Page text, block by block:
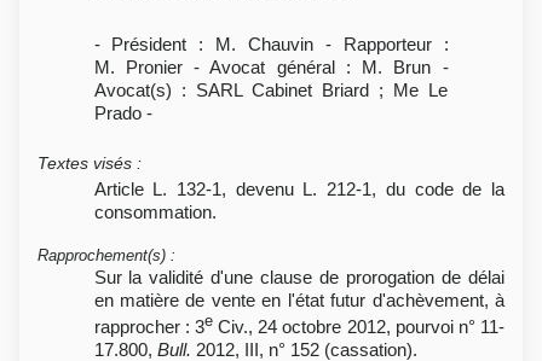
- Président : M. Chauvin - Rapporteur :
M. Pronier - Avocat général : M. Brun -
Avocat(s) : SARL Cabinet Briard ; Me Le
Prado -
Textes visés :
Article L. 132-1, devenu L. 212-1, du code de la
consommation.
Rapprochement(s) :
Sur la validité d'une clause de prorogation de délai
en matière de vente en l'état futur d'achèvement, à
rapprocher : 3eCiv., 24 octobre 2012, pourvoi n° 11-
17.800, Bull. 2012, III, n° 152 (cassation).